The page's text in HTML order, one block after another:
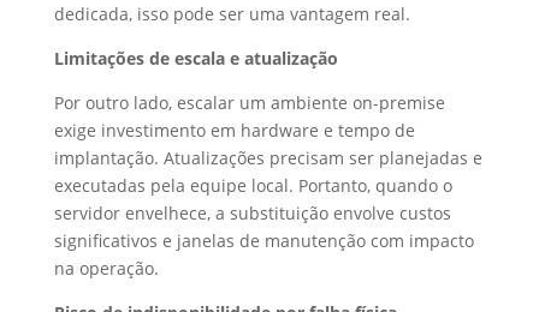
dedicada, isso pode ser uma vantagem real.
Limitações de escala e atualização
Por outro lado, escalar um ambiente on-premise
exige investimento em hardware e tempo de
implantação. Atualizações precisam ser planejadas e
executadas pela equipe local. Portanto, quando o
servidor envelhece, a substituição envolve custos
significativos e janelas de manutenção com impacto
na operação.